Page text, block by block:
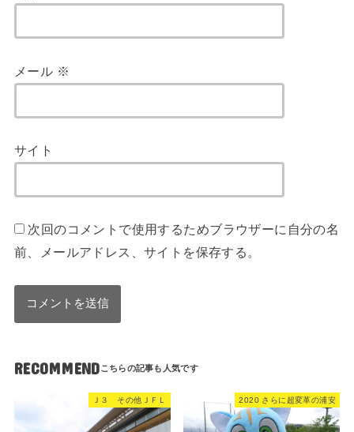
メール ※
サイト
次回のコメントで使用するためブラウザーに自分の名
前、メールアドレス、サイトを保存する。
RECOMMEND
Ｊ３ その他ＪＦＬ 2020 さらに超変革の浦安